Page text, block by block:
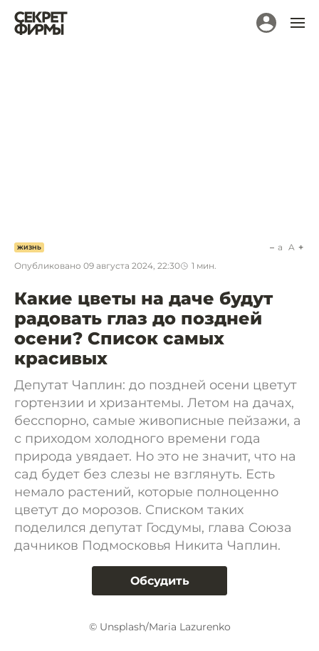
ЖИЗНЬ
Опубликовано 09 августа 2024, 22:30 1 мин.
a A
Какие цветы на даче будут
радовать глаз до поздней
осени? Список самых
красивых
Депутат Чаплин: до поздней осени цветут
гортензии и хризантемы. Летом на дачах,
бесспорно, самые живописные пейзажи, а
с приходом холодного времени года
природа увядает. Но это не значит, что на
сад будет без слезы не взглянуть. Есть
немало растений, которые полноценно
цветут до морозов. Списком таких
поделился депутат Госдумы, глава Союза
дачников Подмосковья Никита Чаплин.
Обсудить
© Unsplash/Maria Lazurenko